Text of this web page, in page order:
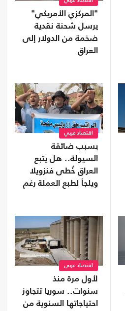
"المركزي الأمريكي"
يرسل شحنة نقدية
ضخمة من الدولار إلى
العراق
اقتصاد عربي
بسبب ضائقة
السيولة.. هل يتبع
العراق خُطى فنزويلا
ويلجأ لطبع العملة رغم
اقتصاد عربي
لأول مرة منذ
سنوات.. سوريا تتجاوز
احتياجاتها السنوية من